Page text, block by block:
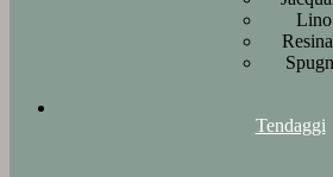
Lino
Tendaggi